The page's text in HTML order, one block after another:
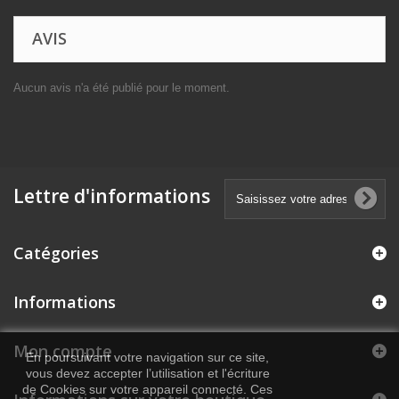
AVIS
Aucun avis n'a été publié pour le moment.
Lettre d'informations
Catégories
Informations
Mon compte
En poursuivant votre navigation sur ce site,
vous devez accepter l’utilisation et l'écriture
de Cookies sur votre appareil connecté. Ces